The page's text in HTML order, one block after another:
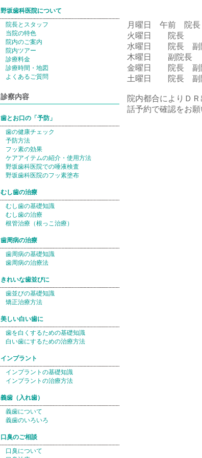
野坂歯科医院について
院長とスタッフ
当院の特色
院内のご案内
院内ツアー
診療料金
診療時間・地図
よくあるご質問
診察内容
歯とお口の「予防」
歯の健康チェック
予防方法
フッ素の効果
ケアアイテムの紹介・使用方法
野坂歯科医院での唾液検査
野坂歯科医院のフッ素塗布
むし歯の治療
むし歯の基礎知識
むし歯の治療
根管治療（根っこ治療）
歯周病の治療
歯周病の基礎知識
歯周病の治療法
きれいな歯並びに
歯並びの基礎知識
矯正治療方法
美しい白い歯に
歯を白くするための基礎知識
白い歯にするための治療方法
インプラント
インプラントの基礎知識
インプラントの治療方法
義歯（入れ歯）
義歯について
義歯のいろいろ
口臭のご相談
口臭について
月曜日 午前 院
火曜日 院長
水曜日 院長 副
木曜日 副院長
金曜日 院長 副
土曜日 院長 副
院内都合によりＤ
話予約で確認をお願